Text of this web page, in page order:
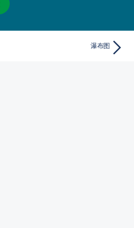
瀑布图